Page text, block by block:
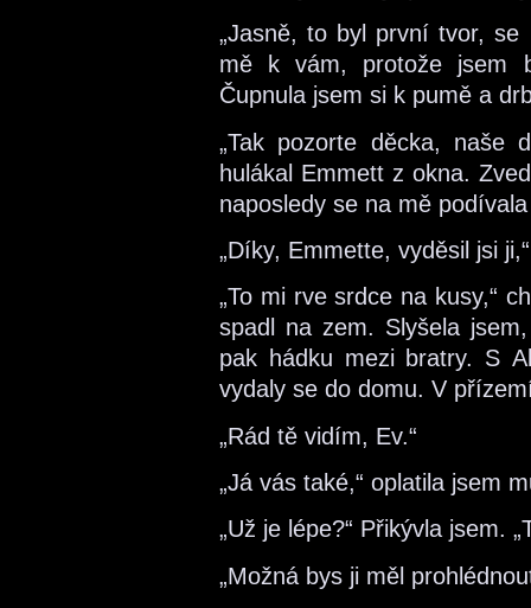
„Jasně, to byl první tvor,
mě k vám, protože jsem
Čupnula jsem si k pumě a
„Tak pozorte děcka, naše
hulákal Emmett z okna.
naposledy se na mě
„Díky, Emmette, vyděsil jsi
„To mi rve srdce na kusy,“
spadl na zem. Slyšela
pak hádku mezi bratry. S
vydaly se do domu. V
„Rád tě vidím, Ev.“
„Já vás také,“ oplatila jsem
„Už je lépe?“ Přikývla jsem.
„Možná bys ji měl